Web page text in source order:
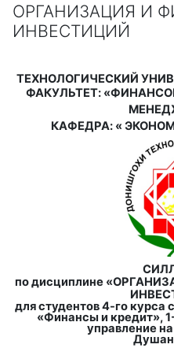
ОРГАНИЗАЦИЯ И
ИНВЕСТИЦИЙ
ТЕХНОЛОГИЧЕСКИЙ
ФАКУЛЬТЕТ:
КАФЕДРА:«
по дисциплине
для студентов 4-го
«Финансы и кредит»,
управление